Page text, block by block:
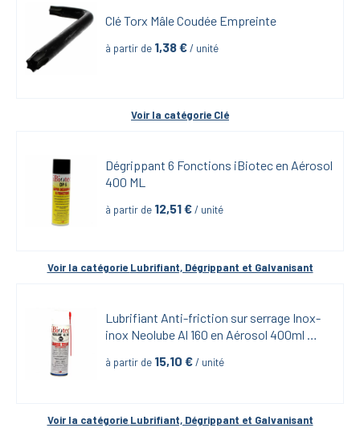
Clé Torx Mâle Coudée Empreinte
à partir de 1,38 € / unité
Voir la catégorie Clé
Dégrippant 6 Fonctions iBiotec en Aérosol
400 ML
à partir de 12,51 € / unité
Voir la catégorie Lubrifiant, Dégrippant et Galvanisant
Lubrifiant Anti-friction sur serrage Inox-
inox Neolube Al 160 en Aérosol 400ml
à partir de 15,10 € / unité
Voir la catégorie Lubrifiant, Dégrippant et Galvanisant